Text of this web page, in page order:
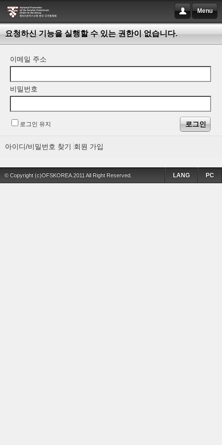
Menu
요청하신 기능을 실행할 수 있는 권한이 없습니다.
이메일 주소
비밀번호
로그인 유지
아이디/비밀번호 찾기 회원 가입
© Copyright (c)OFSKOREA.2011 All Right Reserved. PC
LANG